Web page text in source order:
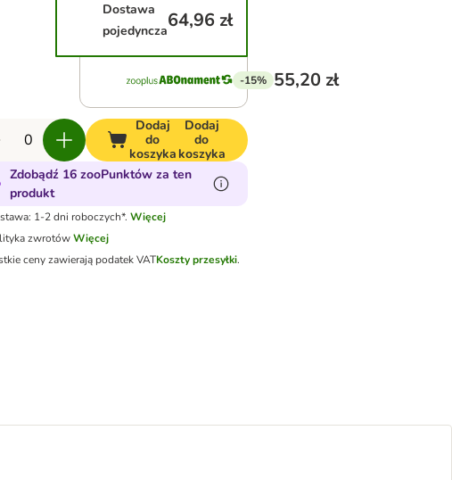
Dostawa
pojedyncza64,96 zł
-15% 55,20 zł
Dodaj
do
koszyka
Dodaj
do
koszyka
Zdobądź 16 zooPunktów za ten
produkt
1-2 dni roboczych*. Więcej
zwrotów Więcej
ceny zawierają podatek VATKoszty przesyłki.